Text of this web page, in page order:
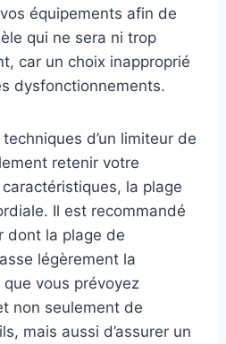
équipements afin de
qui ne sera ni trop
car un choix inapproprié
dysfonctionnements.
d’un limiteur de
retenir votre
la plage
Il est recommandé
dont la plage de
légèrement la
vous prévoyez
non seulement de
mais aussi d’assurer un